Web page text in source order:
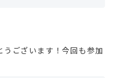
ございます！今回も参加